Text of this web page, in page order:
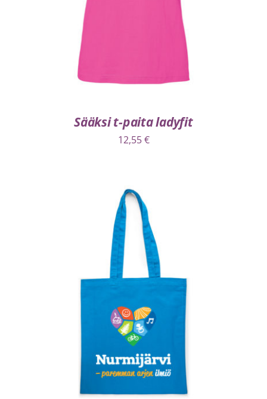
Sääksi t-paita ladyfit
12,55€
VALITSE VAIHTOEHDOISTA LISÄTIEDOT